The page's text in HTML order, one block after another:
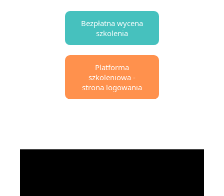
Bezpłatna wycena
szkolenia
Platforma
szkoleniowa -
strona logowania